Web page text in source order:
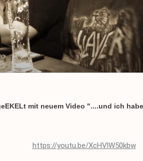
mit neuem Video "....und ich
https://youtu.be/XcHVlW50kbw